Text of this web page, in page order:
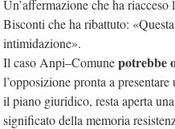
Un’affermazione che ha
Bisconti che ha ribattuto:
intimidazione».
Il caso Anpi–Comunepotrebbe
l’opposizione pronta a
il piano giuridico, resta aperta
significato della memoria